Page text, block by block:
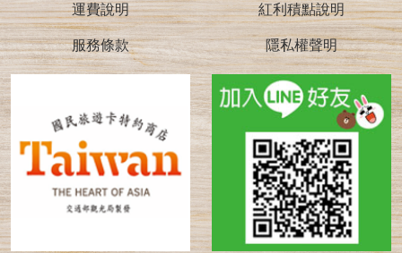
運費說明 紅利積點說明
服務條款 隱私權聲明